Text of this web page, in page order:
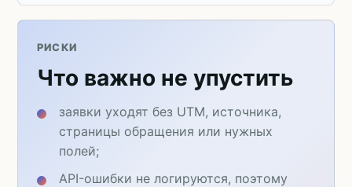
РИСКИ
Что важно не упустить
заявки уходят без UTM, источника,
страницы обращения или нужных
полей;
API-ошибки не логируются, поэтому